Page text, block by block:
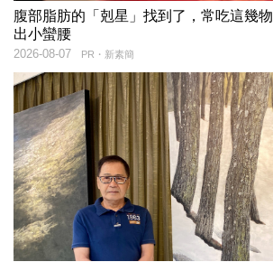
腹部脂肪的「剋星」找到了，常吃這幾
出小蠻腰
PR・新素簡
2026-08-07